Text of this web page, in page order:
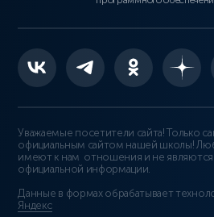
Уважаемые посетители сайта! Только
официальным сайтом нашей школы!
имеют к нам отношения и не
официальной информации.
Данные в формах обрабатывает
Яндекс